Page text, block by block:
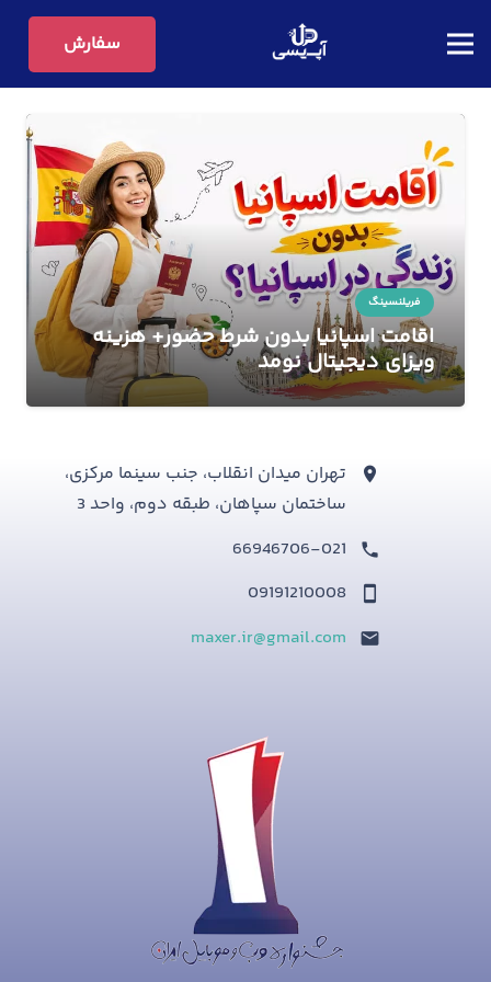
سفارش
فریلنسینگ
اقامت اسپانیا بدون شرط حضور+ هزینه
ویزای دیجیتال نومد
تهران میدان انقلاب، جنب سینما مرکزی،
ساختمان سپاهان، طبقه دوم، واحد 3
66946706-021
09191210008
maxer.ir@gmail.com